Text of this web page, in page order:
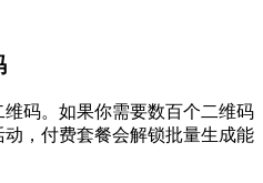
码。如果你需要数百个二维码
，付费套餐会解锁批量生成能